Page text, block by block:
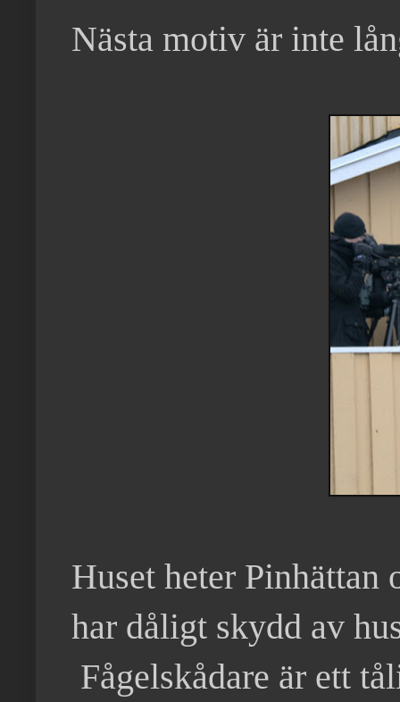
Nästa motiv är inte
Huset heter Pinhättan
har dåligt skydd av
Fågelskådare är ett